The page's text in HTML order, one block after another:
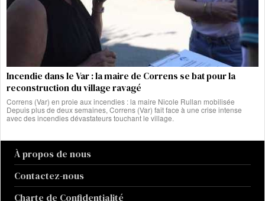
Incendie dans le Var : la maire de Correns se bat pour la
reconstruction du village ravagé
Correns (Var) en proie aux incendies : la maire Nicole Rullan mobilisée
Depuis plus de deux semaines, Correns (Var) fait face à une crise intense
avec des incendies dévastateurs touchant le village.
À propos de nous
Contactez-nous
Charte de Confidentialité